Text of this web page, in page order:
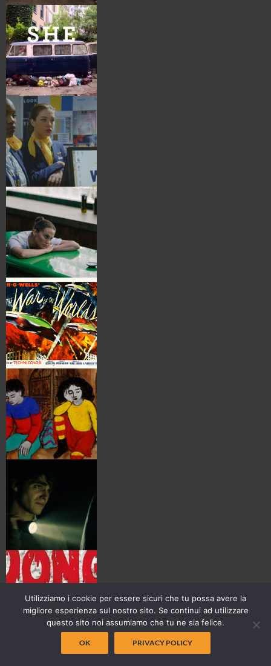
Utilizziamo i cookie per essere sicuri che tu possa avere la
migliore esperienza sul nostro sito. Se continui ad utilizzare
questo sito noi assumiamo che tu ne sia felice.
OK PRIVACY POLICY